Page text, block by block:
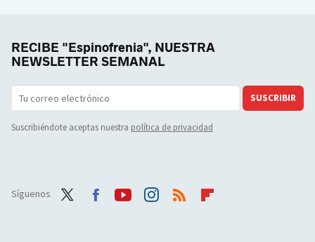
RECIBE "Espinofrenia", NUESTRA
NEWSLETTER SEMANAL
SUSCRIBIR
Suscribiéndote aceptas nuestra política de privacidad
Síguenos